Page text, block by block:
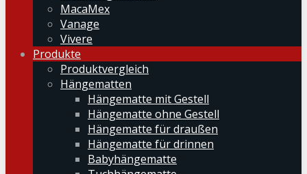
MacaMex
Vanage
Vivere
Produkte
Produktvergleich
Hängematten
Hängematte mit Gestell
Hängematte ohne Gestell
Hängematte für draußen
Hängematte für drinnen
Babyhängematte